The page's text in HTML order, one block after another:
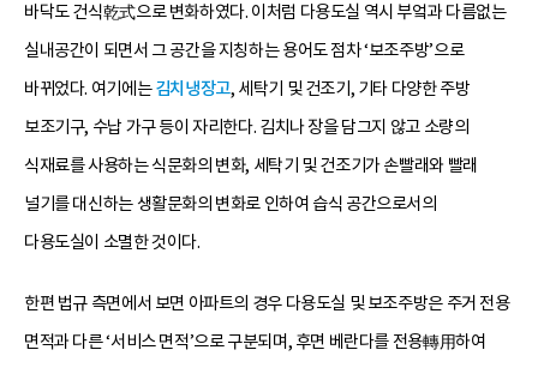
바닥도 건식乾式으로 변화하였다. 이처럼 다용도실 역시 부엌과 다름없는
실내공간이 되면서 그 공간을 지칭하는 용어도 점차 ‘보조주방’으로
바뀌었다. 여기에는김치냉장고, 세탁기 및 건조기, 기타 다양한 주방
보조기구, 수납 가구 등이 자리한다. 김치나 장을 담그지 않고 소량의
식재료를 사용하는 식문화의 변화, 세탁기 및 건조기가 손빨래와 빨래
널기를 대신하는 생활문화의 변화로 인하여 습식 공간으로서의
다용도실이 소멸한 것이다.
한편 법규 측면에서 보면 아파트의 경우 다용도실 및 보조주방은 주거 전용
면적과 다른 ‘서비스 면적’으로 구분되며, 후면 베란다를 전용轉用하여